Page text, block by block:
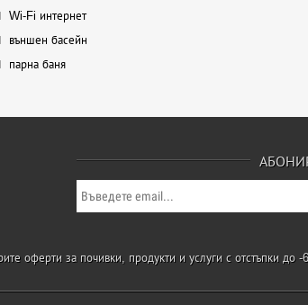
Wi-Fi интернет
външен басейн
парна баня
оферти за почивки, продукти и услуги с отстъпки